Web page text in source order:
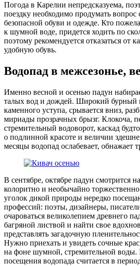
Погода в Карелии непредсказуема,
поездку необходимо продумать вопрос
безопасной обуви и одежде. Кто
к шумной воде, придется ходить по
поэтому рекомендуется отказаться от
удобную обувь.
Водопад в межсезонье,
Именно весной и осенью падун
талых вод и дождей. Широкий бурный
каменного уступа, срывается вниз,
мириады прозрачных брызг. Клокоча,
стремительный водоворот, каскад
о подлинной красоте и величии
месяцы водопад ослабевает, обнажает
В сентябре, октябре падун смотрится
колоритно и необычайно
уголок дикой природы нередко
профессий: поэты, дизайнеры,
очароваться великолепием древнего
багряной листвой и найти свое
представлять загадочную
Нужно приехать и увидеть сочные
на фоне шумной, стремительной воды.
посещения водопада считается в